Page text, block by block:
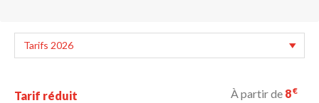
Tarif réduit À partir de 8€